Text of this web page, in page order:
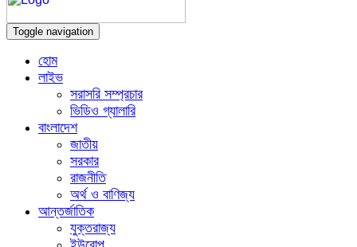
Toggle navigation
হোম
লাইভ
সরাসরি সম্প্রচার
ভিডিও গ্যালারি
বাংলাদেশ
জাতীয়
সরকার
রাজনীতি
অর্থ ও বাণিজ্য
আন্তর্জাতিক
যুক্তরাজ্য